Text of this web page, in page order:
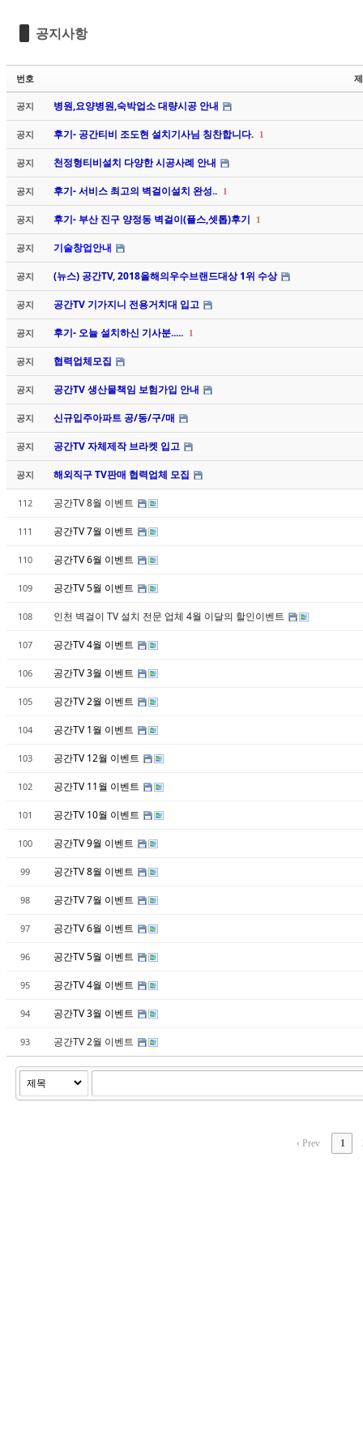
공지사항
번호
공지 병원,요양병원,숙박업소 대량시공 안내
공지 후기- 공간티비 조도현 설치기사님 칭찬합니다. 1
공지 천정형티비설치 다양한 시공사례 안내
공지 후기- 서비스 최고의 벽걸이설치 완성.. 1
공지 후기- 부산 진구 양정동 벽걸이(플스,셋톱)후기 1
공지 기술창업안내
공지 (뉴스) 공간TV, 2018올해의우수브랜드대상 1위 수상
공지 공간TV 기가지니 전용거치대 입고
공지 후기- 오늘 설치하신 기사분..... 1
공지 협력업체모집
공지 공간TV 생산물책임 보험가입 안내
공지 신규입주아파트 공/동/구/매
공지 공간TV 자체제작 브라켓 입고
공지 해외직구 TV판매 협력업체 모집
112 공간TV 8월 이벤트
111 공간TV 7월 이벤트
110 공간TV 6월 이벤트
109 공간TV 5월 이벤트
108 인천 벽걸이 TV 설치 전문 업체 4월 이달의 할인이벤트
107 공간TV 4월 이벤트
106 공간TV 3월 이벤트
105 공간TV 2월 이벤트
104 공간TV 1월 이벤트
103 공간TV 12월 이벤트
102 공간TV 11월 이벤트
101 공간TV 10월 이벤트
100 공간TV 9월 이벤트
99 공간TV 8월 이벤트
98 공간TV 7월 이벤트
97 공간TV 6월 이벤트
96 공간TV 5월 이벤트
95 공간TV 4월 이벤트
94 공간TV 3월 이벤트
93 공간TV 2월 이벤트
‹ Prev 1
Sketchbook5, 스케치북5
Sketchbook5, 스케치북5
Sketchbook5, 스케치북5
Sketchbook5, 스케치북5